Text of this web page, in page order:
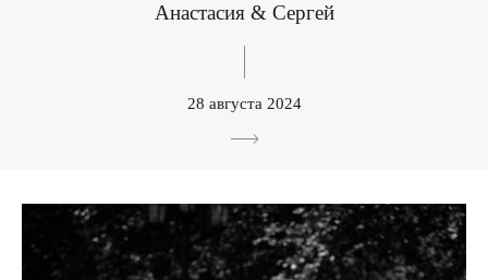
Анастасия & Сергей
28 августа 2024